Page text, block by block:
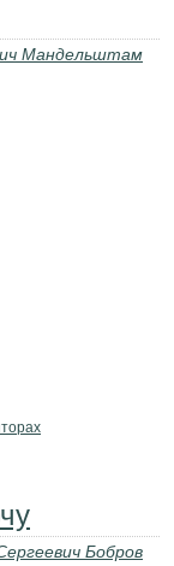
Мандельштам
Бобров